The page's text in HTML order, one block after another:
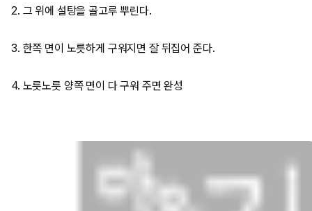
2. 그 위에 설탕을 골고루 뿌린다.
3. 한쪽 면이 노릇하게 구워지면 잘 뒤집어 준다.
4. 노릇노릇 양쪽 면이 다 구워 주면 완성